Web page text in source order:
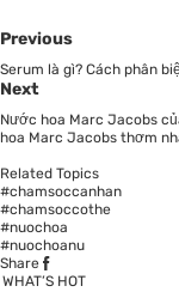
Previous
Serum là gì? Cách phân
Next
Nước hoa Marc Jacobs
hoa Marc Jacobs thơm
Related Topics
#chamsoccanhan
#chamsoccothe
#nuochoa
#nuochoanu
Share
WHAT’S HOT